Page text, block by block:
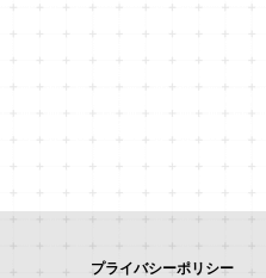
プライバシーポリシー